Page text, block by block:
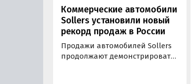
Коммерческие автомобили
Sollers установили новый
рекорд продаж в России
Продажи автомобилей Sollers
продолжают демонстрировать